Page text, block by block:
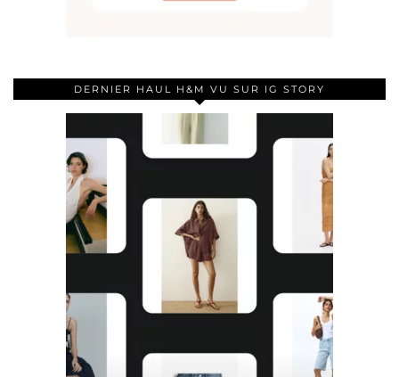
DERNIER HAUL H&M VU SUR IG STORY